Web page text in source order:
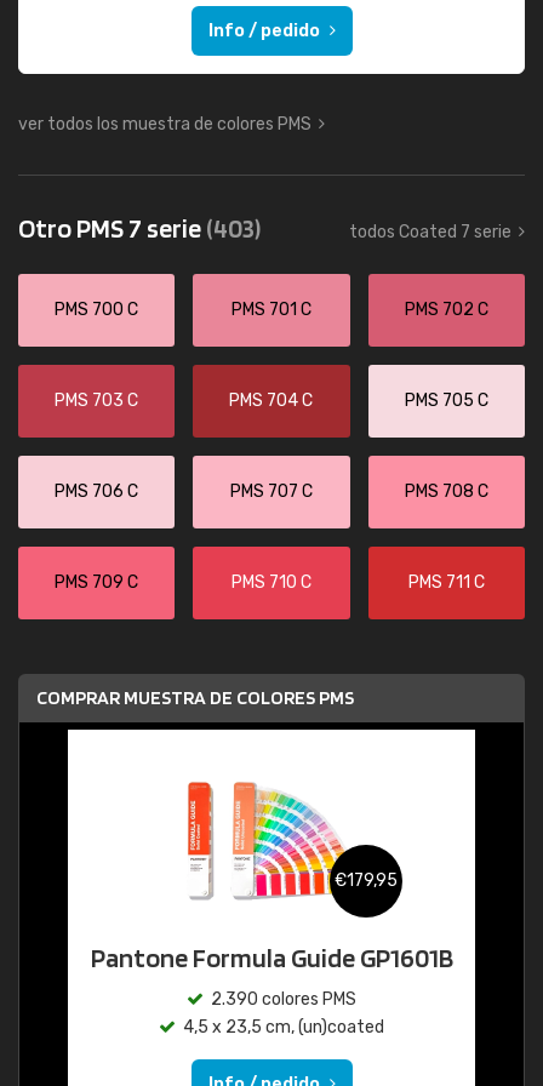
Info / pedido
ver todos los muestra de colores PMS
Otro PMS 7 serie(403) todos Coated 7 serie
PMS 700 C PMS 701 C PMS 702 C
PMS 703 C PMS 704 C PMS 705 C
PMS 706 C PMS 707 C PMS 708 C
PMS 709 C PMS 710 C PMS 711 C
COMPRAR MUESTRA DE COLORES PMS
€179,95
Pantone Formula Guide GP1601B
2.390 colores PMS
4,5 x 23,5 cm, (un)coated